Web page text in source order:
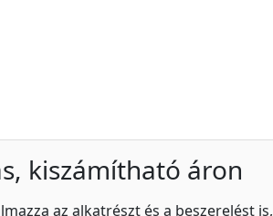
kiszámítható áron
az alkatrészt és a beszerelést is,